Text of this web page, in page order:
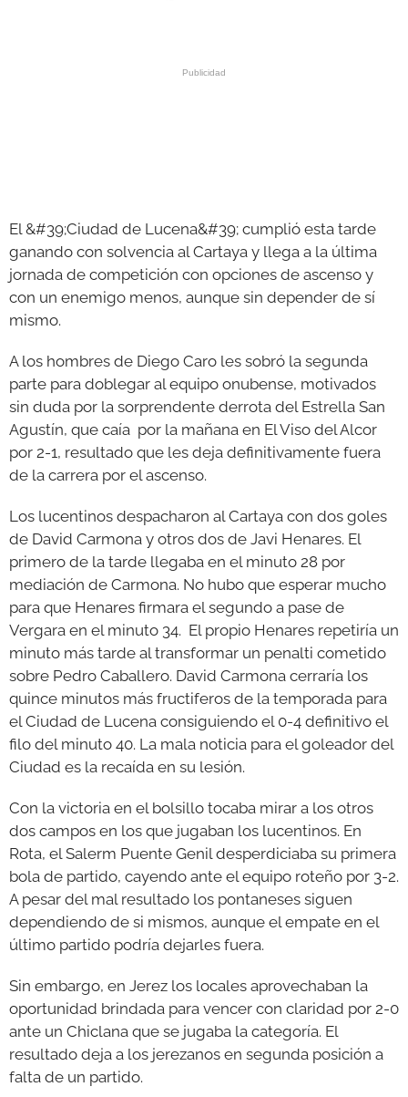
NECROLÓGICAS
GALERÍAS
El &#39;Ciudad de Lucena&#39; cumplió esta tarde
ganando con solvencia al Cartaya y llega a la última
jornada de competición con opciones de ascenso y
con un enemigo menos, aunque sin depender de sí
mismo.
A los hombres de Diego Caro les sobró la segunda
parte para doblegar al equipo onubense, motivados
sin duda por la sorprendente derrota del Estrella San
Agustín, que caía por la mañana en El Viso del Alcor
por 2-1, resultado que les deja definitivamente fuera
de la carrera por el ascenso.
Los lucentinos despacharon al Cartaya con dos goles
de David Carmona y otros dos de Javi Henares. El
primero de la tarde llegaba en el minuto 28 por
mediación de Carmona. No hubo que esperar mucho
para que Henares firmara el segundo a pase de
Vergara en el minuto 34. El propio Henares repetiría un
minuto más tarde al transformar un penalti cometido
sobre Pedro Caballero. David Carmona cerraría los
quince minutos más fructiferos de la temporada para
el Ciudad de Lucena consiguiendo el 0-4 definitivo el
filo del minuto 40. La mala noticia para el goleador del
Ciudad es la recaída en su lesión.
Con la victoria en el bolsillo tocaba mirar a los otros
dos campos en los que jugaban los lucentinos. En
Rota, el Salerm Puente Genil desperdiciaba su primera
bola de partido, cayendo ante el equipo roteño por 3-2.
A pesar del mal resultado los pontaneses siguen
dependiendo de si mismos, aunque el empate en el
último partido podría dejarles fuera.
Sin embargo, en Jerez los locales aprovechaban la
oportunidad brindada para vencer con claridad por 2-0
ante un Chiclana que se jugaba la categoría. El
resultado deja a los jerezanos en segunda posición a
falta de un partido.